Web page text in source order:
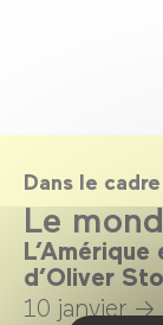
Dans le
Le
d’Oliver
10 janvier →